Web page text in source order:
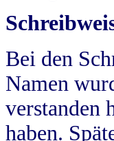
Bei den
Namen
verstanden
haben.